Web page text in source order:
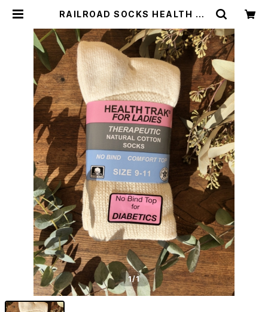
RAILROAD SOCKS HEALTH TR
ACK 10−13 | WISE clothing
1/1